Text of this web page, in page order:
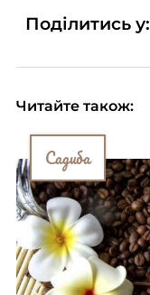
Поділитись у:
Читайте також:
Садиба